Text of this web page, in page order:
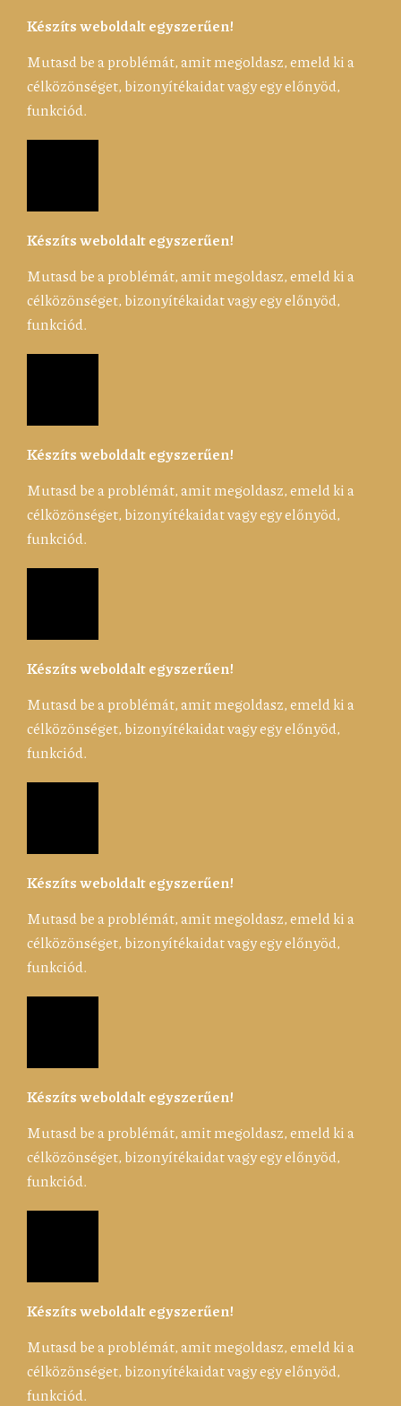
Készíts weboldalt egyszerűen!
Mutasd be a problémát, amit megoldasz, emeld ki a
célközönséget, bizonyítékaidat vagy egy előnyöd,
funkciód.
Készíts weboldalt egyszerűen!
Mutasd be a problémát, amit megoldasz, emeld ki a
célközönséget, bizonyítékaidat vagy egy előnyöd,
funkciód.
Készíts weboldalt egyszerűen!
Mutasd be a problémát, amit megoldasz, emeld ki a
célközönséget, bizonyítékaidat vagy egy előnyöd,
funkciód.
Készíts weboldalt egyszerűen!
Mutasd be a problémát, amit megoldasz, emeld ki a
célközönséget, bizonyítékaidat vagy egy előnyöd,
funkciód.
Készíts weboldalt egyszerűen!
Mutasd be a problémát, amit megoldasz, emeld ki a
célközönséget, bizonyítékaidat vagy egy előnyöd,
funkciód.
Készíts weboldalt egyszerűen!
Mutasd be a problémát, amit megoldasz, emeld ki a
célközönséget, bizonyítékaidat vagy egy előnyöd,
funkciód.
Készíts weboldalt egyszerűen!
Mutasd be a problémát, amit megoldasz, emeld ki a
célközönséget, bizonyítékaidat vagy egy előnyöd,
funkciód.